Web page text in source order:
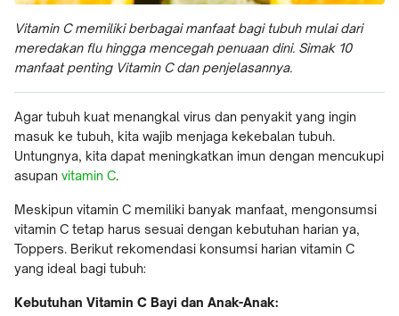
Vitamin C memiliki berbagai manfaat bagi tubuh mulai dari
meredakan flu hingga mencegah penuaan dini. Simak 10
manfaat penting Vitamin C dan penjelasannya.
Agar tubuh kuat menangkal virus dan penyakit yang ingin
masuk ke tubuh, kita wajib menjaga kekebalan tubuh.
Untungnya, kita dapat meningkatkan imun dengan mencukupi
asupan vitamin C.
Meskipun vitamin C memiliki banyak manfaat, mengonsumsi
vitamin C tetap harus sesuai dengan kebutuhan harian ya,
Toppers. Berikut rekomendasi konsumsi harian vitamin C
yang ideal bagi tubuh:
Kebutuhan Vitamin C Bayi dan Anak-Anak: